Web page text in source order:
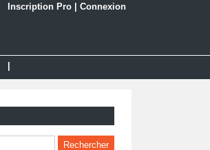
Inscription Pro Connexion